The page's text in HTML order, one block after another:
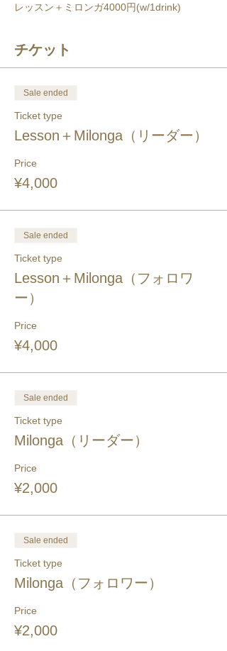
レッスン＋ミロンガ4000円(w/1drink)
チケット
Sale ended
Ticket type
Lesson＋Milonga（リーダー）
Price
¥4,000
Sale ended
Ticket type
Lesson＋Milonga（フォロワ
ー）
Price
¥4,000
Sale ended
Ticket type
Milonga（リーダー）
Price
¥2,000
Sale ended
Ticket type
Milonga（フォロワー）
Price
¥2,000